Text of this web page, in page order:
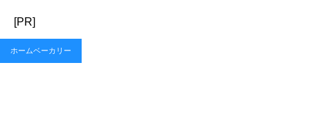
[PR]
ホームベーカリー